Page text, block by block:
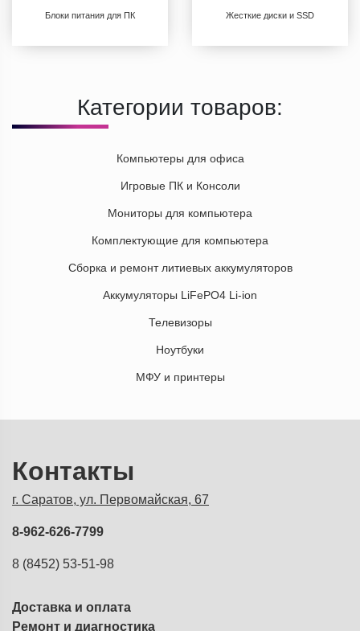
Блоки питания для ПК Жесткие диски и SSD
Категории товаров:
Компьютеры для офиса
Игровые ПК и Консоли
Мониторы для компьютера
Комплектующие для компьютера
Сборка и ремонт литиевых аккумуляторов
Аккумуляторы LiFePO4 Li-ion
Телевизоры
Ноутбуки
МФУ и принтеры
Контакты
г. Саратов, ул. Первомайская, 67
8-962-626-7799
8 (8452) 53-51-98
Доставка и оплата
Ремонт и диагностика